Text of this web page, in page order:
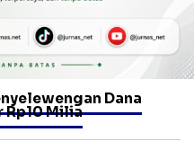
Dana
Rp10 Milia